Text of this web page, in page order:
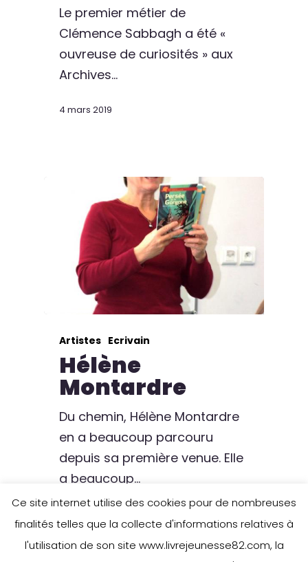
Le premier métier de
Clémence Sabbagh a été «
ouvreuse de curiosités » aux
Archives…
4 mars 2019
Artistes Ecrivain
Hélène
Montardre
Du chemin, Hélène Montardre
en a beaucoup parcouru
depuis sa première venue. Elle
a beaucoup…
Ce site internet utilise des cookies pour de nombreuses
finalités telles que la collecte d'informations relatives à
l'utilisation de son site www.livrejeunesse82.com, la